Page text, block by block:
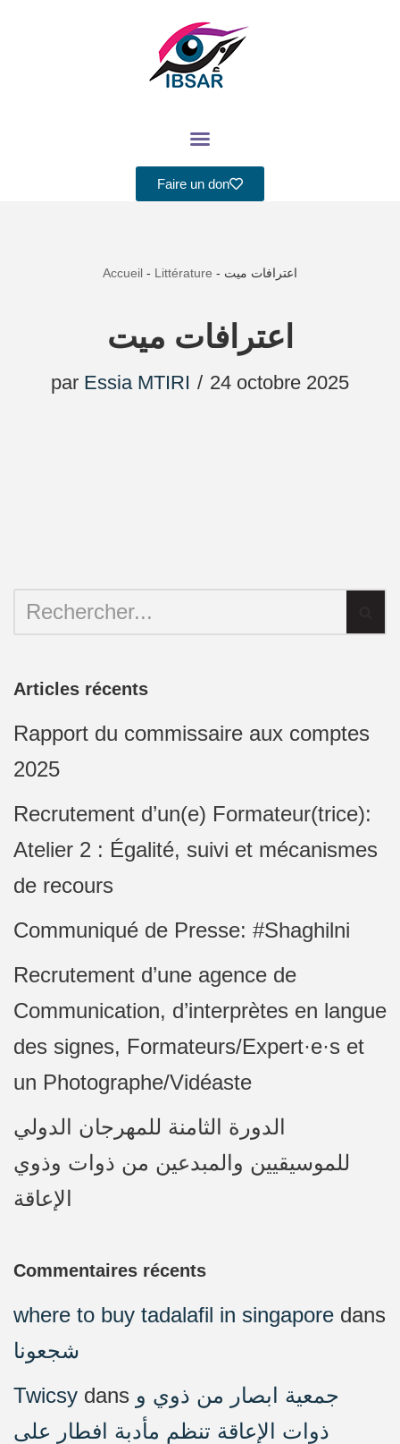
Faire un don
Accueil - Littérature - اعترافات ميت
اعترافات ميت
par Essia MTIRI 24 octobre 2025
Articles récents
Rapport du commissaire aux comptes
2025
Recrutement d’un(e) Formateur(trice):
Atelier 2 : Égalité, suivi et mécanismes
de recours
Communiqué de Presse: #Shaghilni
Recrutement d’une agence de
Communication, d’interprètes en langue
des signes, Formateurs/Expert·e·s et
un Photographe/Vidéaste
الدورة الثامنة للمهرجان الدولي
للموسيقيين والمبدعين من ذوات وذوي
الإعاقة
Commentaires récents
where to buy tadalafil in singapore dans
شجعونا
Twicsy dans جمعية ابصار من ذوي و
ذوات الإعاقة تنظم مأدبة افطار على